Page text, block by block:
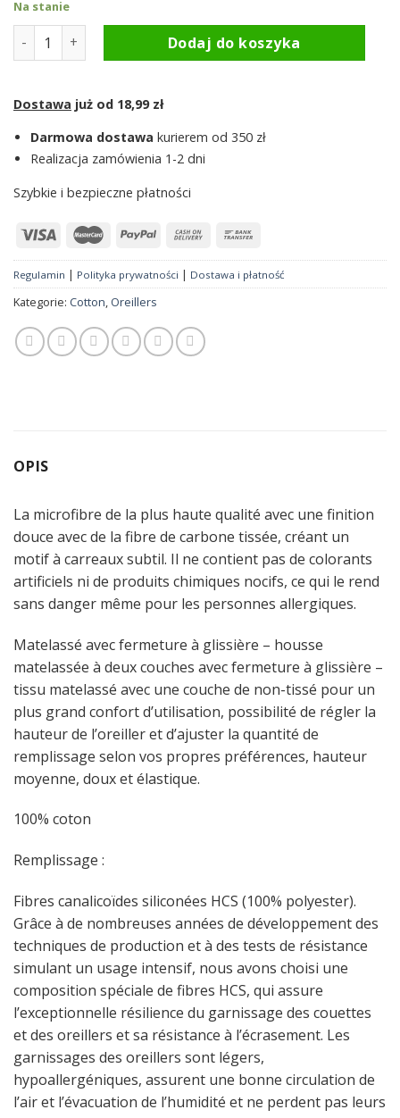
Na stanie
ilość Coussin en coton 40 x 40 cmDodaj do koszyka
Dostawa już od 18,99 zł
Darmowa dostawa kurierem od 350 zł
Realizacja zamówienia 1-2 dni
Szybkie i bezpieczne płatności
Regulamin | Polityka prywatności | Dostawa i płatność
Kategorie: Cotton, Oreillers
OPIS
La microfibre de la plus haute qualité avec une finition
douce avec de la fibre de carbone tissée, créant un
motif à carreaux subtil. Il ne contient pas de colorants
artificiels ni de produits chimiques nocifs, ce qui le rend
sans danger même pour les personnes allergiques.
Matelassé avec fermeture à glissière – housse
matelassée à deux couches avec fermeture à glissière –
tissu matelassé avec une couche de non-tissé pour un
plus grand confort d’utilisation, possibilité de régler la
hauteur de l’oreiller et d’ajuster la quantité de
remplissage selon vos propres préférences, hauteur
moyenne, doux et élastique.
100% coton
Remplissage :
Fibres canalicoïdes siliconées HCS (100% polyester).
Grâce à de nombreuses années de développement des
techniques de production et à des tests de résistance
simulant un usage intensif, nous avons choisi une
composition spéciale de fibres HCS, qui assure
l’exceptionnelle résilience du garnissage des couettes
et des oreillers et sa résistance à l’écrasement. Les
garnissages des oreillers sont légers,
hypoallergéniques, assurent une bonne circulation de
l’air et l’évacuation de l’humidité et ne perdent pas leurs